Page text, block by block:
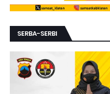
SERBA-SERBI